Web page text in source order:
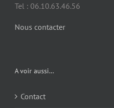
Tel : 06.10.63.46.56
Nous contacter
A voir aussi…
Contact